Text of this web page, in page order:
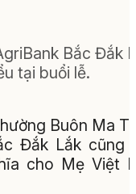
Bắc Đắk
tại buổi lễ.
Buôn Ma
Đắk Lắk cũng
cho Mẹ Việt